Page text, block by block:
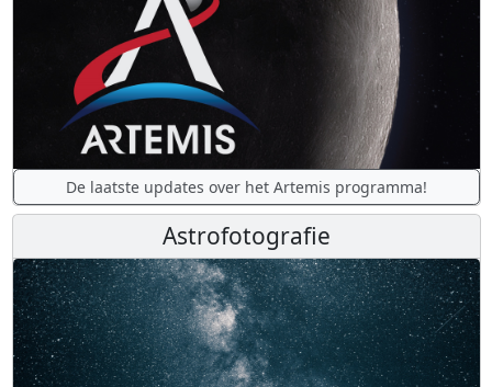
De laatste updates over het Artemis programma!
Astrofotografie